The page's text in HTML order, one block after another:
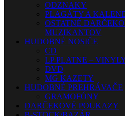
ODZNAKY
PLAGÁTY A
OSTATNÉ
MUZIKANTOV
HUDOBNÉ NOSIČE
CD
LP PLATNE –
DVD
MG KAZETY
HUDOBNÉ PREHRÁVAČE
GRAMOFÓNY
DARČEKOVÉ POUKAZY